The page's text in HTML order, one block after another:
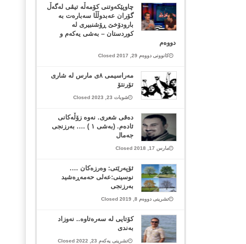
چاوپێکەوتنی کۆمەڵە تیڤی لەگەڵ
گۆران عەبدوڵڵا سەبارەت بە
بارودۆخێ ڕۆشنبیری لە
کوردستان – بەشی یەکەم و
دووەم
کانوونی دووەم 29, 2017 Closed
مەراسیمی ٨ی مارس لە شاری
تۆرنتۆ
شوبات 23, 2023 Closed
دەقی شعری. نەوە زۆڵەکانی
ئادەم. (بەشی ١ ) …. بەرزنجی
جەمال
مارس 17, 2018 Closed
ئۆپەرێتی: وەرزەکان ….
نوسینی:عەلی حەمەڕەشید
بەرزنجی
تشرینی دووەم 8, 2019 Closed
کۆتایی لە سەرەتاوە.. نەوزاد
بەندی
تشرینی یەکەم 23, 2022 Closed